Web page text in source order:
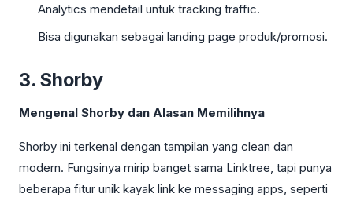
Analytics mendetail untuk tracking traffic.
Bisa digunakan sebagai landing page produk/promosi.
3. Shorby
Mengenal Shorby dan Alasan Memilihnya
Shorby ini terkenal dengan tampilan yang clean dan
modern. Fungsinya mirip banget sama Linktree, tapi punya
beberapa fitur unik kayak link ke messaging apps, seperti